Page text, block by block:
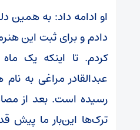
او ادامه داد: به همین
دادم و برای ثبت این
کردم. تا اینکه یک
عبدالقادر مراغی به
رسیده است. بعد از
ترک‌ها این‌بار ما پیش